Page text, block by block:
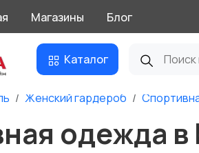
Магазины Блог
Каталог
Женский гардероб
одежда в